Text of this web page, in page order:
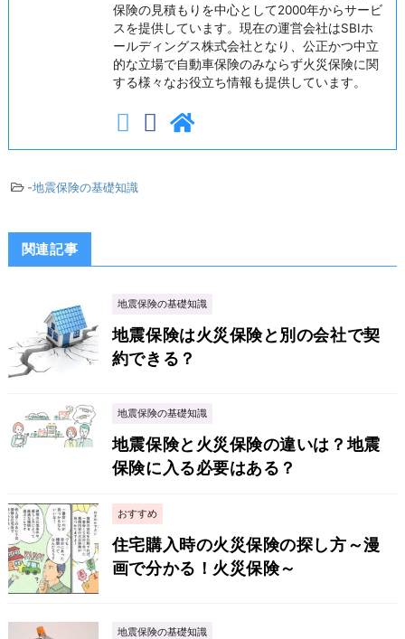
保険の見積もりを中心として2000年からサービ
スを提供しています。現在の運営会社はSBIホ
ールディングス株式会社となり、公正かつ中立
的な立場で自動車保険のみならず火災保険に関
する様々なお役立ち情報も提供しています。
-地震保険の基礎知識
関連記事
地震保険の基礎知識
地震保険は火災保険と別の会社で契
約できる？
地震保険の基礎知識
地震保険と火災保険の違いは？地震
保険に入る必要はある？
おすすめ
住宅購入時の火災保険の探し方～漫
画で分かる！火災保険～
地震保険の基礎知識